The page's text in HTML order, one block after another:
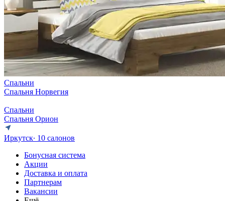
Спальни
Спальня Норвегия
Спальни
Спальня Орион
Иркутск∙ 10 салонов
Бонусная система
Акции
Доставка и оплата
Партнерам
Вакансии